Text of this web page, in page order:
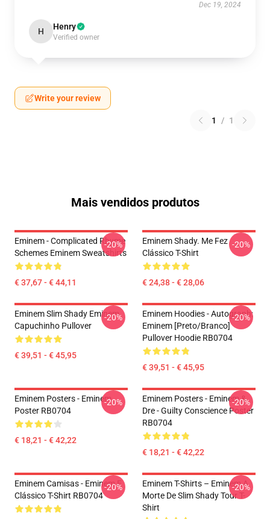
Dec 19, 2024
H Henry
Verified owner
Write your review
1 / 1
Mais vendidos produtos
Eminem - Complicated Rhyme
Schemes Eminem Sweatshirts
€ 37,67 - € 44,11
-20%
Eminem Shady. Me Fez
Clássico T-Shirt
€ 24,38 - € 28,06
-20%
Eminem Slim Shady Eminem
Capuchinho Pullover
€ 39,51 - € 45,95
-20%
Eminem Hoodies - Autograph:
Eminem [Preto/branco]
Pullover Hoodie RB0704
€ 39,51 - € 45,95
-20%
Eminem Posters - Eminem
Poster RB0704
€ 18,21 - € 42,22
-20%
Eminem Posters - Eminem &
Dre - Guilty Conscience Poster
RB0704
€ 18,21 - € 42,22
-20%
Eminem Camisas - Eminem E
Clássico T-Shirt RB0704
-20%
Eminem T-Shirts – Eminem A
Morte De Slim Shady Tour T-
Shirt
-20%